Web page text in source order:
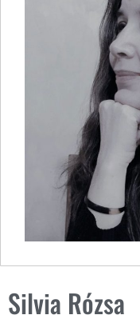
Silvia Rózsa